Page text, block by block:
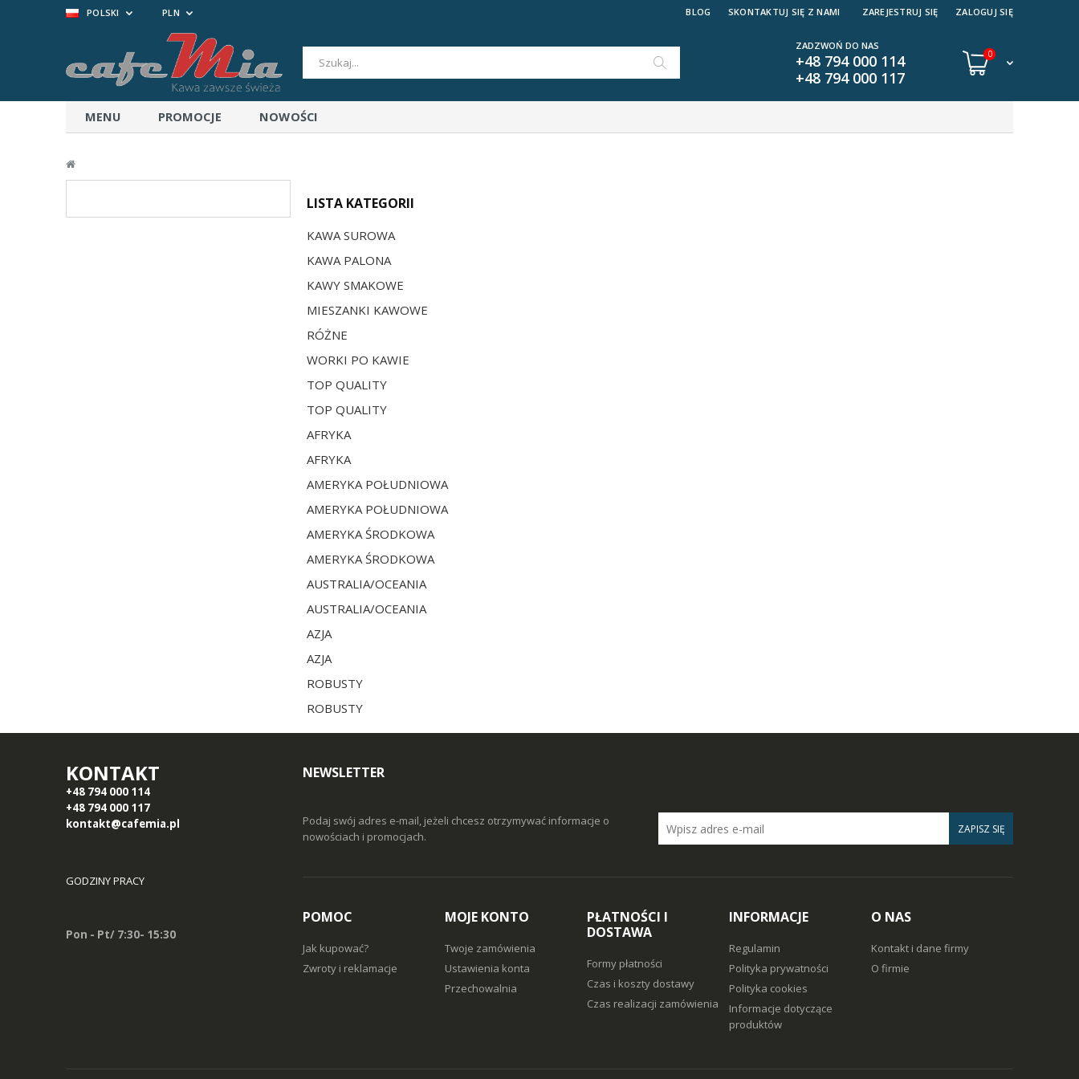
ZAREJESTRUJ SIĘ ZALOGUJ SIĘ
BLOG SKONTAKTUJ SIĘ Z NAMI
ZADZWOŃ DO NAS
+48 794 000 114
+48 794 000 117
0
MENU PROMOCJE NOWOŚCI
POLSKI PLN
LISTA KATEGORII
KAWA SUROWA
KAWA PALONA
KAWY SMAKOWE
MIESZANKI KAWOWE
RÓŻNE
WORKI PO KAWIE
TOP QUALITY
TOP QUALITY
AFRYKA
AFRYKA
AMERYKA POŁUDNIOWA
AMERYKA POŁUDNIOWA
AMERYKA ŚRODKOWA
AMERYKA ŚRODKOWA
AUSTRALIA/OCEANIA
AUSTRALIA/OCEANIA
AZJA
AZJA
ROBUSTY
ROBUSTY
KONTAKT
+48 794 000 114
+48 794 000 117
kontakt@cafemia.pl
GODZINY PRACY
Pon - Pt/ 7:30- 15:30
NEWSLETTER
Podaj swój adres e-mail, jeżeli chcesz otrzymywać informacje o
nowościach i promocjach.
ZAPISZ SIĘ
POMOC
Jak kupować?
Zwroty i reklamacje
MOJE KONTO
Twoje zamówienia
Ustawienia konta
Przechowalnia
PŁATNOŚCI I
DOSTAWA
Formy płatności
Czas i koszty dostawy
Czas realizacji zamówienia
INFORMACJE
Regulamin
Polityka prywatności
Polityka cookies
Informacje dotyczące
produktów
O NAS
Kontakt i dane firmy
O firmie